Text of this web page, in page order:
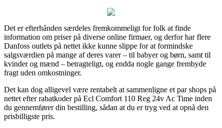
Det er efterhånden særdeles fremkommeligt for folk at finde
information om priser på diverse online firmaer, og derfor har flere
Danfoss outlets på nettet ikke kunne slippe for at formindske
salgsværdien på mange af deres varer – til babyer og børn, samt til
kvinder og mænd – betragteligt, og endda nogle gange frembyde
fragt uden omkostninger.
Det kan dog alligevel være rentabelt at sammenligne et par shops på
nettet efter rabatkoder på Ecl Comfort 110 Reg 24v Ac Time inden
du gennemfører din bestilling, sådan at du er tryg ved at opnå den
prisbilligste pris.